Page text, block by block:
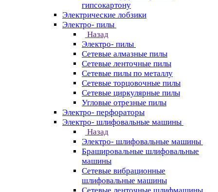
гипсокартону
Электрические лобзики
Электро- пилы
Назад
Электро- пилы
Сетевые алмазные пилы
Сетевые ленточные пилы
Сетевые пилы по металлу
Сетевые торцовочные пилы
Сетевые циркулярные пилы
Угловые отрезные пилы
Электро- перфораторы
Электро- шлифовальные машины
Назад
Электро- шлифовальные машины
Брашировальные шлифовальные
машины
Сетевые вибрационные
шлифовальные машины